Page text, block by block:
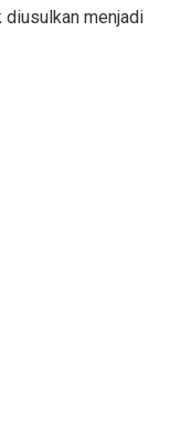
diusulkan menjadi